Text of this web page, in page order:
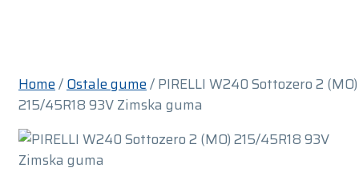
Home/Ostale gume/ PIRELLI W240 Sottozero 2 (MO)
215/45R18 93V Zimska guma